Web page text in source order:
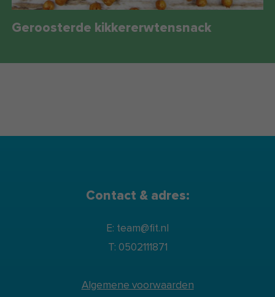
Geroosterde kikkererwtensnack
Contact & adres:
E: team@fit.nl
T: 0502111871
Algemene voorwaarden